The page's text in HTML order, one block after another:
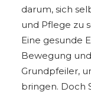
darum, sich
und Pflege zu
Eine gesunde
Bewegung
Grundpfeiler,
bringen. Doch